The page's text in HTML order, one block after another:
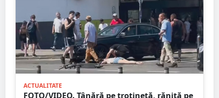
ACTUALITATE
FOTO/VIDEO. Tânără pe trotinetă, rănită pe